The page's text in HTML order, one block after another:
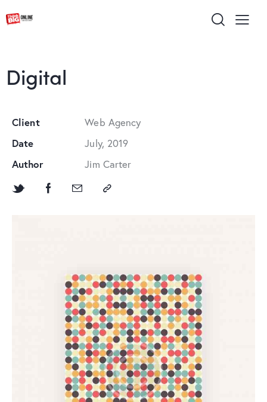
Digital
Client
Web Agency
Date
July, 2019
Author
Jim Carter